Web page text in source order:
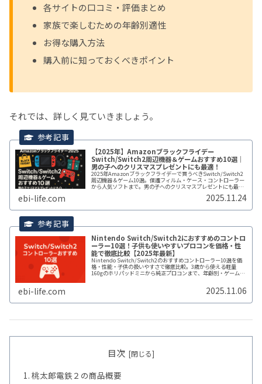
各サイトの口コミ・評価まとめ
家族で楽しむための年齢別適性
お得な購入方法
購入前に知っておくべきポイント
それでは、詳しく見ていきましょう。
【2025年】Amazonブラックフライデー
Switch/Switch2周辺機器＆ゲームおすすめ10選｜
男の子へのクリスマスプレゼントにも最適！
2025年Amazonブラックフライデーで買うべきSwitch/Switch2
周辺機器＆ゲーム10選。保護フィルム・ケース・コントローラー
から人気ソフトまで。男の子へのクリスマスプレゼントにも最
ebi-life.com 2025.11.24
Nintendo Switch/Switch2におすすめのコントロ
ーラー10選！子供も使いやすいプロコンを価格・性
能で徹底比較【2025年最新】
Nintendo Switch/Switch2のおすすめコントローラー10選を価
格・性能・子供の扱いやすさで徹底比較。3歳から使える軽量
160gのホリパッドミニから純正プロコンまで、年齢別・ゲーム
別・予算別に最適な1台を紹介。実際に購入した3機種のレビュー
ebi-life.com 2025.11.06
目次
桃太郎電鉄２の商品概要